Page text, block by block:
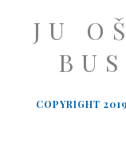
JU
COPYRIGHT